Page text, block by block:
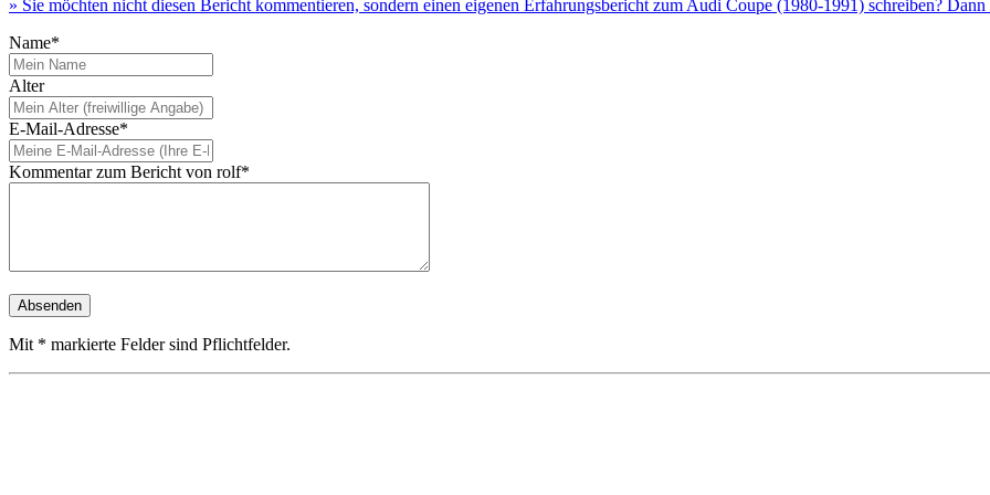
» Sie möchten nicht diesen Bericht kommentieren, sondern einen eigenen Erfahrungsbericht zum Audi Coupe (1980-1991) schreiben?
Name*
Alter
E-Mail-Adresse*
Kommentar zum Bericht von rolf*
Mit * markierte Felder sind Pflichtfelder.